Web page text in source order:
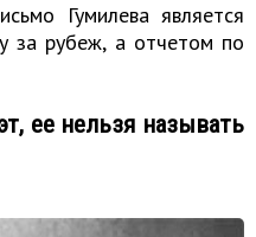
Гумилева является
за рубеж, а отчетом по
ее нельзя называть